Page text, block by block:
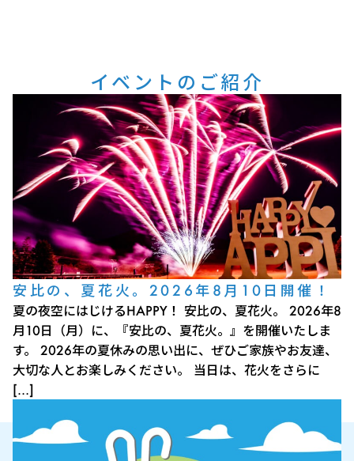
イベントのご紹介
安比の、夏花火。2026年8月10日開催！
夏の夜空にはじけるHAPPY！ 安比の、夏花火。 2026年8
月10日（月）に、『安比の、夏花火。』を開催いたしま
す。 2026年の夏休みの思い出に、ぜひご家族やお友達、
大切な人とお楽しみください。 当日は、花火をさらに
[…]